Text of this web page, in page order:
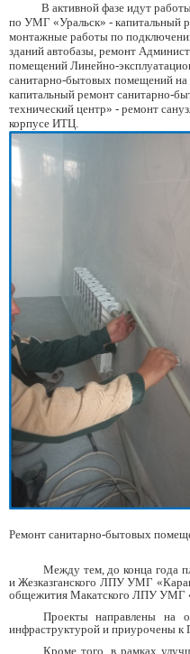
В активной фазе идут работы:
по УМГ «Уральск» - капитальный
монтажные работы по
зданий автобазы, ремонт
помещений Линейно-
санитарно-бытовых помещений
капитальный ремонт санитарно-
технический центр» - ремонт
корпусе ИТЦ.
Ремонт санитарно-бытовых
Между тем, до конца года
и Жезказганского ЛПУ УМГ
общежития Макатского ЛПУ УМГ
Проекты направлены на
инфраструктурой и приурочены к
Кроме того, в рамках